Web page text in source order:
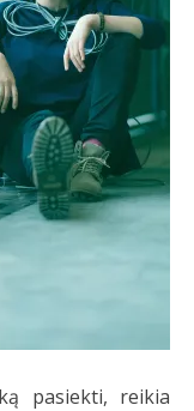
pasiekti, reikia